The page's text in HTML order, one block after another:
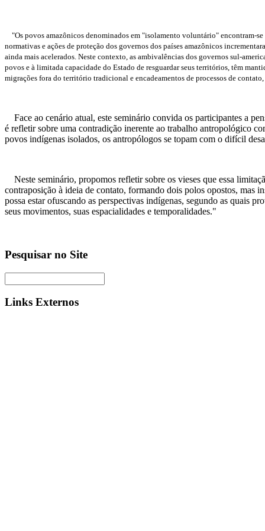
"Os povos amazônicos denominados em "isolamento voluntário" encontram-se
normativas e ações de proteção dos governos dos países amazônicos
ainda mais acelerados. Neste contexto, as ambivalências dos governos sul-
povos e à limitada capacidade do Estado de resguardar seus territórios, têm
migrações fora do território tradicional e encadeamentos de processos de
Face ao cenário atual, este seminário convida os participantes a
é refletir sobre uma contradição inerente ao trabalho antropológico
povos indígenas isolados, os antropólogos se topam com o difícil
Neste seminário, propomos refletir sobre os vieses que essa
contraposição à ideia de contato, formando dois polos opostos, mas
possa estar ofuscando as perspectivas indígenas, segundo as quais
seus movimentos, suas espacialidades e temporalidades."
Pesquisar no Site
Links Externos